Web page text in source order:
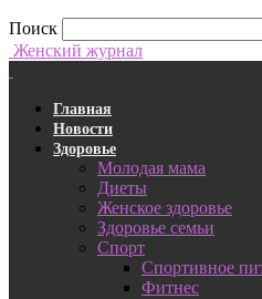
Поиск
Женский журнал
Главная
Новости
Здоровье
Молодая мама
Диеты
Женское здоровье
Здоровье семьи
Спорт
Спортивное
Фитнес